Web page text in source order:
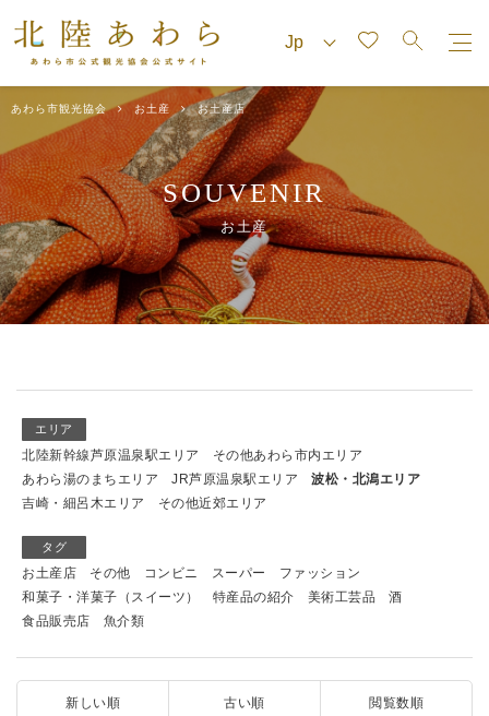
あわら市観光協会 お土産 お土産店
SOUVENIR
お土産
エリア
北陸新幹線芦原温泉駅エリア
その他あわら市内エリア
あわら湯のまちエリア
JR芦原温泉駅エリア
波松・北潟エリア
吉崎・細呂木エリア
その他近郊エリア
タグ
お土産店 その他 コンビニ スーパー
ファッション
和菓子・洋菓子（スイーツ）
特産品の紹介 美術工芸品
酒
食品販売店
魚介類
新しい順 古い順 閲覧数順